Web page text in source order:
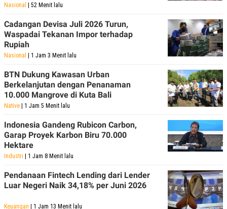
Nasional | 52 Menit lalu
Cadangan Devisa Juli 2026 Turun,
Waspadai Tekanan Impor terhadap
Rupiah
Nasional | 1 Jam 3 Menit lalu
BTN Dukung Kawasan Urban
Berkelanjutan dengan Penanaman
10.000 Mangrove di Kuta Bali
Native | 1 Jam 5 Menit lalu
Indonesia Gandeng Rubicon Carbon,
Garap Proyek Karbon Biru 70.000
Hektare
Industri | 1 Jam 8 Menit lalu
Pendanaan Fintech Lending dari Lender
Luar Negeri Naik 34,18% per Juni 2026
Keuangan | 1 Jam 13 Menit lalu